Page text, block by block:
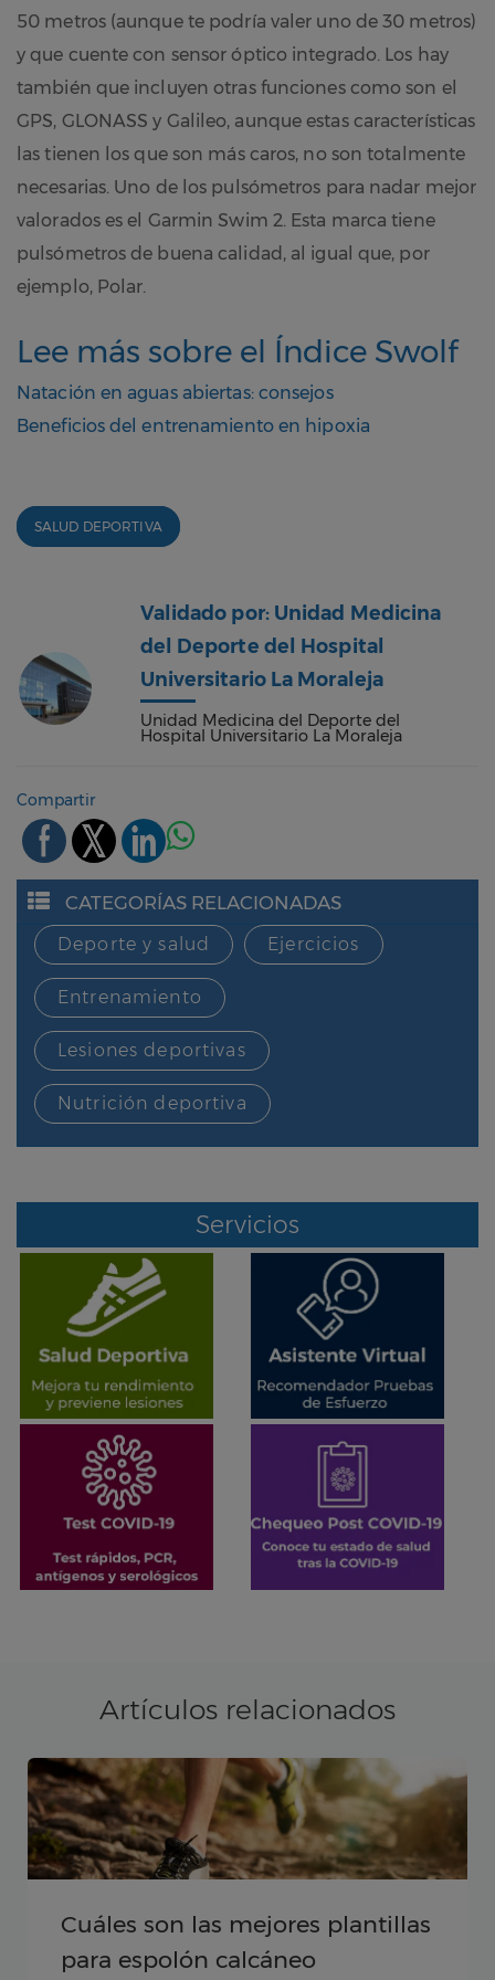
50 metros (aunque te podría valer uno de 30 metros)
y que cuente con sensor óptico integrado. Los hay
también que incluyen otras funciones como son el
GPS, GLONASS y Galileo, aunque estas características
las tienen los que son más caros, no son totalmente
necesarias. Uno de los pulsómetros para nadar mejor
valorados es el Garmin Swim 2. Esta marca tiene
pulsómetros de buena calidad, al igual que, por
ejemplo, Polar.
Lee más sobre el Índice Swolf
Natación en aguas abiertas: consejos
Beneficios del entrenamiento en hipoxia
SALUD DEPORTIVA
Validado por: Unidad Medicina
del Deporte del Hospital
Universitario La Moraleja
Unidad Medicina del Deporte del
Hospital Universitario La Moraleja
Compartir
CATEGORÍAS RELACIONADAS
Deporte y salud Ejercicios
Entrenamiento
Lesiones deportivas
Nutrición deportiva
Servicios
Artículos relacionados
Cuáles son las mejores plantillas
para espolón calcáneo